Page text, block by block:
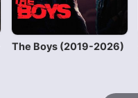
The Boys (2019-2026)